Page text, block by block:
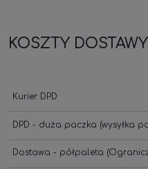
KOSZTY DOSTAWY
Kurier DPD
DPD - duża paczka (wysyłka
Dostawa - półpaleta